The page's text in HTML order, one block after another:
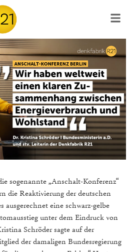
sogenannte „Anschalt-Konferenz“
die Reaktivierung der deutschen
ausgerechnet eine schwarz-gelbe
unter dem Eindruck von
Schröder sagte auf der
der damaligen Bundesregierung